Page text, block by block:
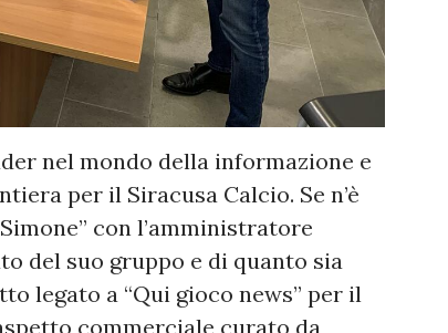
nel mondo della informazione e
per il Siracusa Calcio. Se n’è
con l’amministratore
del suo gruppo e di quanto sia
legato a “Qui gioco news” per il
commerciale curato da